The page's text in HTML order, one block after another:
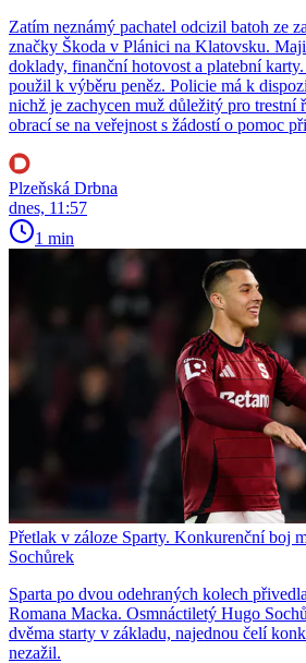
Zatím neznámý pachatel odcizil batoh ze
značky Škoda v Plánici na Klatovsku.
doklady, finanční hotovost a platební
použil k výběru peněz. Policie má k
nichž je zachycen muž důležitý pro trestní
obrací se na veřejnost s žádostí o pomoc
Plzeňská Drbna
dnes, 11:57
1 min
Přetlak v záloze Sparty. Konkurenční boj
Sochůrek
Sparta po dvou odehraných kolech
Romana Macka. Osmnáctiletý Hugo
dvěma starty v základu, najednou čelí
nezažil.